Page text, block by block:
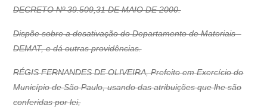
DECRETO Nº 39.509,31 DE MAIO DE 2000.
Dispõe sobre a desativação do Departamento de Materiais -
DEMAT, e dá outras providências.
RÉGIS FERNANDES DE OLIVEIRA, Prefeito em Exercício do
Município de São Paulo, usando das atribuições que lhe são
conferidas por lei,